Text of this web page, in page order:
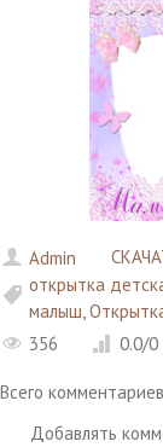
Admin
открытка
малыш,
356
0.0/0
Всего комментариев
Добавлять